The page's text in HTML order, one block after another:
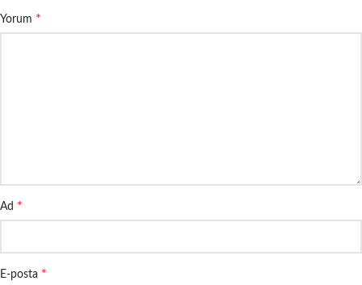
Yorum *
Ad *
E-posta *